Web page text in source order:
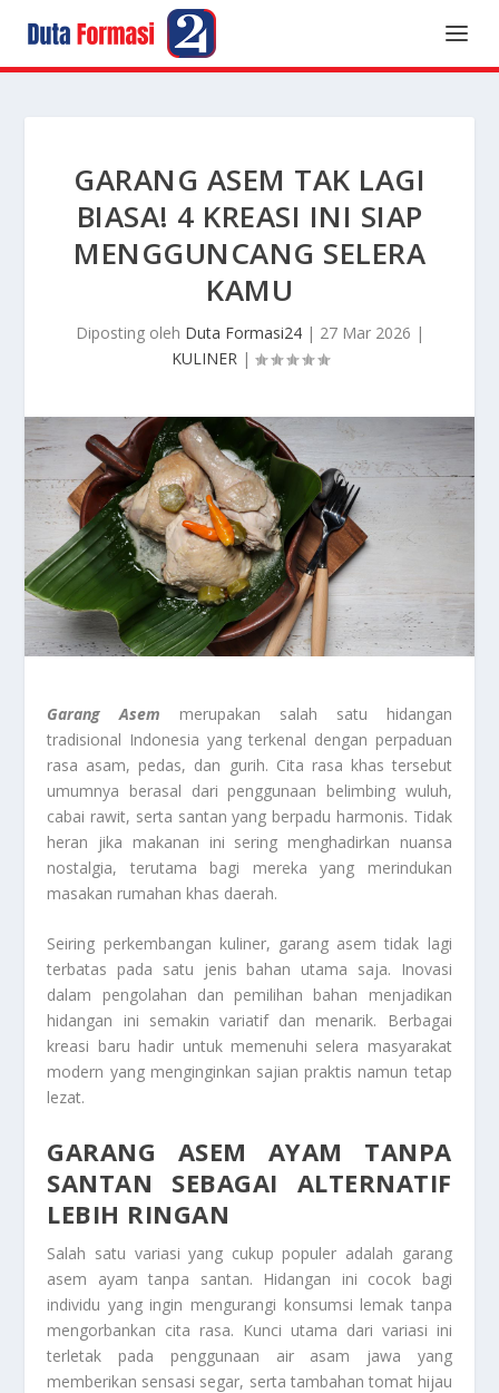
GARANG ASEM TAK LAGI
BIASA! 4 KREASI INI SIAP
MENGGUNCANG SELERA
KAMU
Diposting oleh Duta Formasi24| 27 Mar 2026 |
KULINER|
Garang Asem merupakan salah satu hidangan
tradisional Indonesia yang terkenal dengan perpaduan
rasa asam, pedas, dan gurih. Cita rasa khas tersebut
umumnya berasal dari penggunaan belimbing wuluh,
cabai rawit, serta santan yang berpadu harmonis. Tidak
heran jika makanan ini sering menghadirkan nuansa
nostalgia, terutama bagi mereka yang merindukan
masakan rumahan khas daerah.
Seiring perkembangan kuliner, garang asem tidak lagi
terbatas pada satu jenis bahan utama saja. Inovasi
dalam pengolahan dan pemilihan bahan menjadikan
hidangan ini semakin variatif dan menarik. Berbagai
kreasi baru hadir untuk memenuhi selera masyarakat
modern yang menginginkan sajian praktis namun tetap
lezat.
GARANG ASEM AYAM TANPA
SANTAN SEBAGAI ALTERNATIF
LEBIH RINGAN
Salah satu variasi yang cukup populer adalah garang
asem ayam tanpa santan. Hidangan ini cocok bagi
individu yang ingin mengurangi konsumsi lemak tanpa
mengorbankan cita rasa. Kunci utama dari variasi ini
terletak pada penggunaan air asam jawa yang
memberikan sensasi segar, serta tambahan tomat hijau